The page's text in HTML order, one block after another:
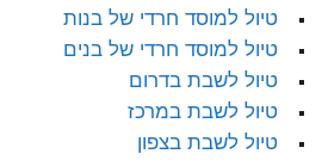
טיול למוסד חרדי של בנות
טיול למוסד חרדי של בנים
טיול לשבת בדרום
טיול לשבת במרכז
טיול לשבת בצפון